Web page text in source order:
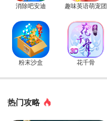
消除吧安迪 趣味英语萌宠团
粉末沙盒 花千骨
热门攻略